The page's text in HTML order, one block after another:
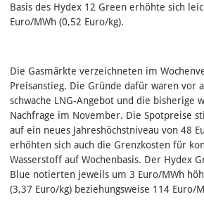
Basis des Hydex 12 Green erhöhte sich
Euro/MWh (0,52 Euro/kg).
Die Gasmärkte verzeichneten im
Preisanstieg. Die Gründe dafür waren vor
schwache LNG-Angebot und die bisherige
Nachfrage im November. Die Spotpreise
auf ein neues Jahreshöchstniveau von 48
erhöhten sich auch die Grenzkosten für
Wasserstoff auf Wochenbasis. Der Hydex
Blue notierten jeweils um 3 Euro/MWh
(3,37 Euro/kg) beziehungsweise 114 Euro/